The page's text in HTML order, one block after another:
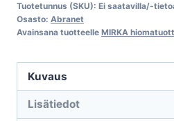
tarra
määrä
Tuotetunnus (SKU): Ei saatavilla/-
Osasto: Abranet
Avainsana tuotteelle MIRKA
Kuvaus
Lisätiedot